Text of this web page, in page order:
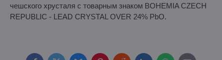
чешского хрусталя с товарным знаком BOHEMIA CZECH
REPUBLIC - LEAD CRYSTAL OVER 24% PbO.